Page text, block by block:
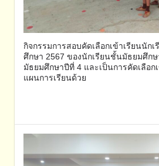
กิจกรรมการสอบคัดเลือกเข้าเรียนนัก
ศึกษา 2567 ของนักเรียนชั้นมัธยมศึก
มัธยมศึกษาปีที่ 4 และเป็นการคัดเลือก
แผนการเรียนด้วย